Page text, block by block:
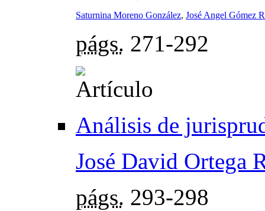
Saturnina Moreno González, José Angel Gómez
págs. 271-292
Análisis de
José David Ortega
págs. 293-298